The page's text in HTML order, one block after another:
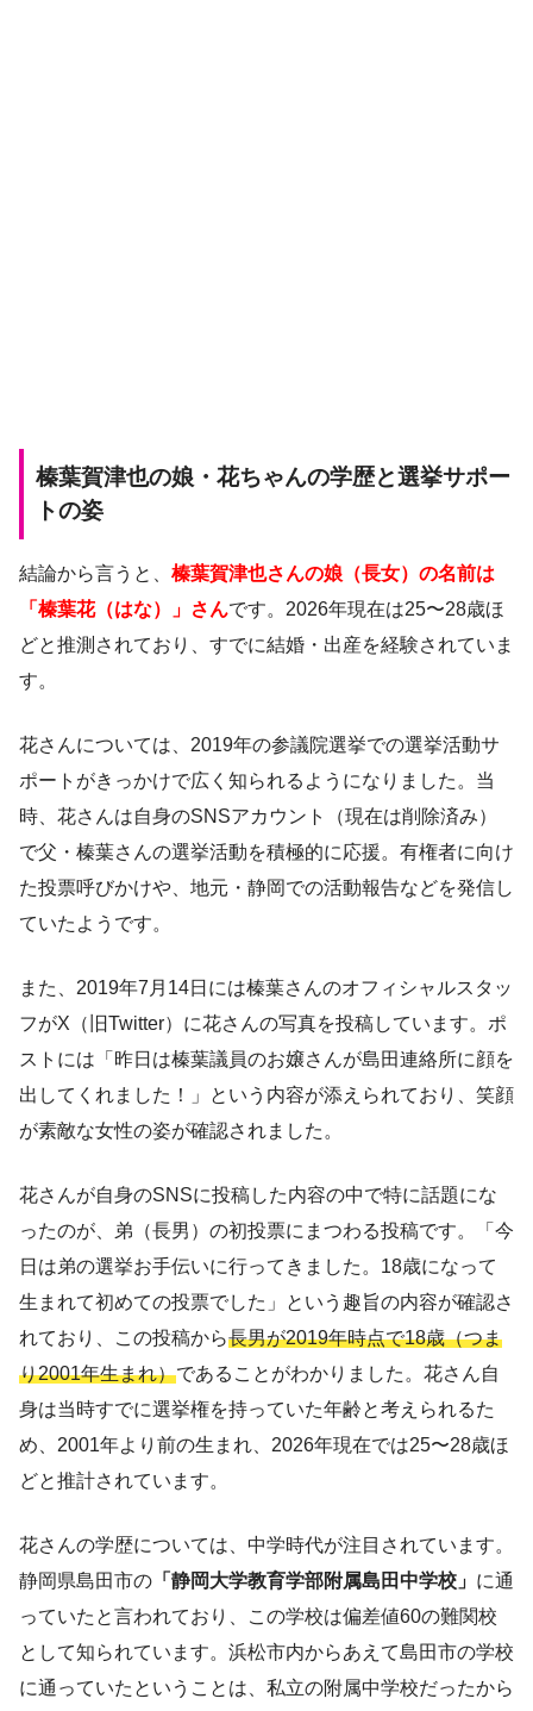
榛葉賀津也の娘・花ちゃんの学歴と選挙サポー
トの姿
結論から言うと、 榛葉賀津也さんの娘（長女）の名前は
「榛葉花（はな）」さんです。2026年現在は25〜28歳ほ
どと推測されており、すでに結婚・出産を経験されていま
す。
花さんについては、2019年の参議院選挙での選挙活動サ
ポートがきっかけで広く知られるようになりました。当
時、花さんは自身のSNSアカウント（現在は削除済み）
で父・榛葉さんの選挙活動を積極的に応援。有権者に向け
た投票呼びかけや、地元・静岡での活動報告などを発信し
ていたようです。
また、2019年7月14日には榛葉さんのオフィシャルスタッ
フがX（旧Twitter）に花さんの写真を投稿しています。ポ
ストには「昨日は榛葉議員のお嬢さんが島田連絡所に顔を
出してくれました！」という内容が添えられており、笑顔
が素敵な女性の姿が確認されました。
花さんが自身のSNSに投稿した内容の中で特に話題にな
ったのが、弟（長男）の初投票にまつわる投稿です。「今
日は弟の選挙お手伝いに行ってきました。18歳になって
生まれて初めての投票でした」という趣旨の内容が確認さ
れており、この投稿から長男が2019年時点で18歳（つま
り2001年生まれ）であることがわかりました。花さん自
身は当時すでに選挙権を持っていた年齢と考えられるた
め、2001年より前の生まれ、2026年現在では25〜28歳ほ
どと推計されています。
花さんの学歴については、中学時代が注目されています。
静岡県島田市の 「静岡大学教育学部附属島田中学校」 に通
っていたと言われており、この学校は偏差値60の難関校
として知られています。浜松市内からあえて島田市の学校
に通っていたということは、私立の附属中学校だったから